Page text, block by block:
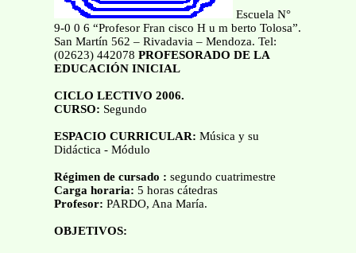
Escuela N°
9-0 0 6 “Profesor Fran cisco H u m berto Tolosa”.
San Martín 562 – Rivadavia – Mendoza. Tel:
(02623) 442078 PROFESORADO DE LA
EDUCACIÓN INICIAL
CICLO LECTIVO 2006.
CURSO: Segundo
ESPACIO CURRICULAR: Música y su
Didáctica - Módulo
Régimen de cursado : segundo cuatrimestre
Carga horaria: 5 horas cátedras
Profesor: PARDO, Ana María.
OBJETIVOS: